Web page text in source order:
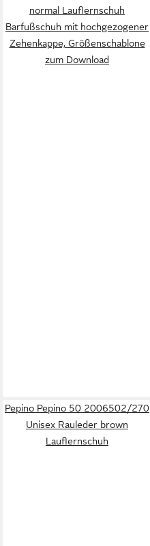
normal Lauflernschuh
Barfußschuh mit hochgezogener
Zehenkappe, Größenschablone
zum Download
Pepino Pepino 50 2006502/270
Unisex Rauleder brown
Lauflernschuh